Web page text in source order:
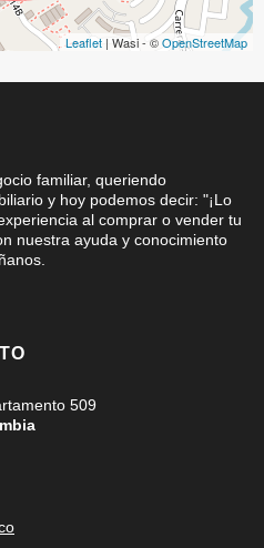
Leaflet | Wasi - ©OpenStreetMap
familiar, queriendo
y hoy podemos decir: "¡Lo
al comprar o vender tu
nuestra ayuda y conocimiento
509